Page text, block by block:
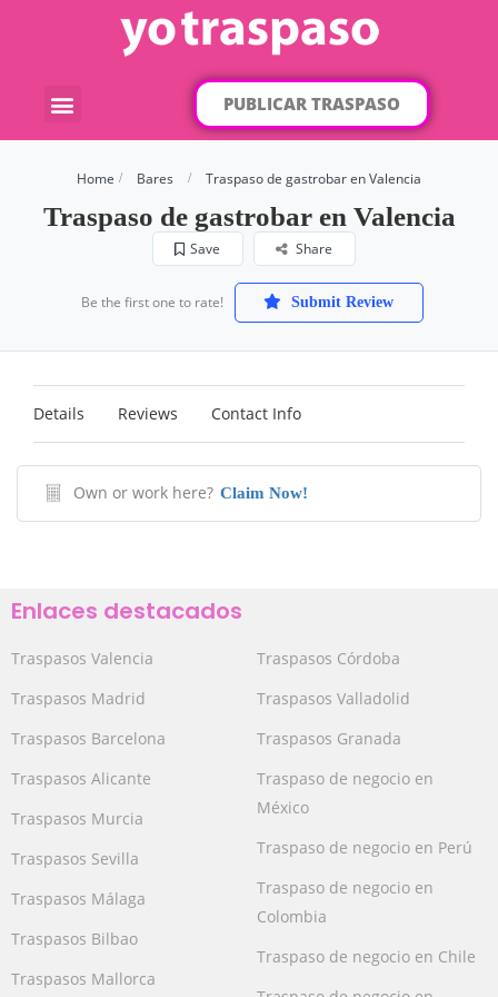
PUBLICAR TRASPASO
Home Bares Traspaso de gastrobar en Valencia
Traspaso de gastrobar en Valencia
Save Share
Be the first one to rate! Submit Review
Details Reviews Contact Info
Own or work here? Claim Now!
Enlaces destacados
Traspasos Valencia
Traspasos Madrid
Traspasos Barcelona
Traspasos Alicante
Traspasos Murcia
Traspasos Sevilla
Traspasos Málaga
Traspasos Bilbao
Traspasos Mallorca
Traspasos Córdoba
Traspasos Valladolid
Traspasos Granada
Traspaso de negocio en
México
Traspaso de negocio en Perú
Traspaso de negocio en
Colombia
Traspaso de negocio en Chile